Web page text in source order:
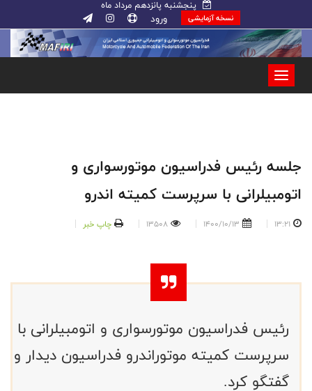
پنجشنبه پانزدهم مرداد ماه
نسخه آزمایشی ورود
جلسه رئیس فدراسیون موتورسواری و
اتومبیلرانی با سرپرست کمیته اندرو
13:21
1400/10/13
13508 چاپ خبر
رئیس فدراسیون موتورسواری و اتومبیلرانی با
سرپرست کمیته موتوراندرو فدراسیون دیدار و
گفتگو کرد.